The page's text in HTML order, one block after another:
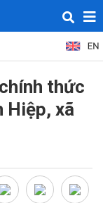
thức
Hiệp, xã